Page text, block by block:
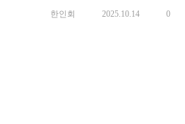
한인회 2025.10.14 0